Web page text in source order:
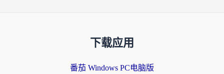
下载应用
番茄 Windows PC电脑版